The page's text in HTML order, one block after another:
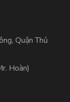
Quận Thủ
Hoàn)